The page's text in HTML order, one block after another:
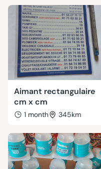
Aimant rectangulaire
cm x cm
1 month 345km